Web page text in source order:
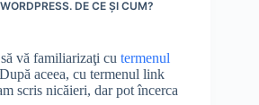
DE CE ŞI CUM?
vă familiarizaţi cu termenul
aceea, cu termenul link
scris nicăieri, dar pot încerca